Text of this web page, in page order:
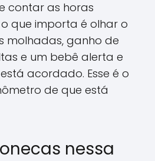
contar as horas
que importa é olhar o
molhadas, ganho de
e um bebê alerta e
acordado. Esse é o
de que está
nessa